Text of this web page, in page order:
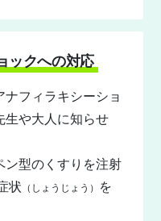
ックへの対応
フィラキシーショ
生や大人に知らせ
ン型のくすりを注射
状 （しょうじょう）
を